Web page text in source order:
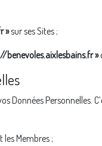
»sur ses Sites ;
benevoles.aixlesbains.fr »
Données Personnelles.
Membres ;